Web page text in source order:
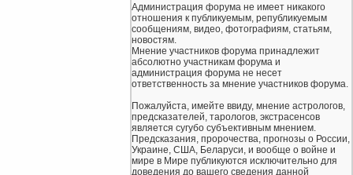
Администрация форума не имеет никакого
отношения к публикуемым, републикуемым
сообщениям, видео, фотографиям, статьям,
новостям.
Мнение участников форума принадлежит
абсолютно участникам форума и
администрация форума не несет
ответственность за мнение участников форума.
Пожалуйста, имейте ввиду, мнение астрологов,
предсказателей, тарологов, экстрасенсов
является сугубо субъективным мнением.
Предсказания, пророчества, прогнозы о России,
Украине, США, Беларуси, и вообще о войне и
мире в Мире публикуются исключительно для
доведения до вашего сведения данной